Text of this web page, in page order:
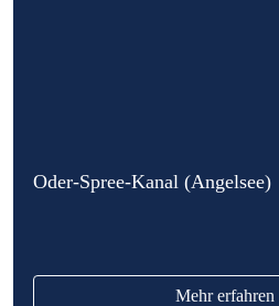
Oder-Spree-Kanal (Angelsee)
Mehr erfahren